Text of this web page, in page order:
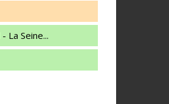
- La Seine...